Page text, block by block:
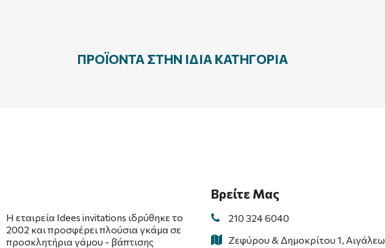
ΠΡΟΪΌΝΤΑ ΣΤΗΝ ΊΔΙΑ ΚΑΤΗΓΟΡΊΑ
Η εταιρεία Idees invitations ιδρύθηκε το
2002 και προσφέρει πλούσια γκάμα σε
προσκλητήρια γάμου - βάπτισης
Βρείτε Μας
210 324 6040
Ζεφύρου & Δημοκρίτου 1, Αιγάλεω